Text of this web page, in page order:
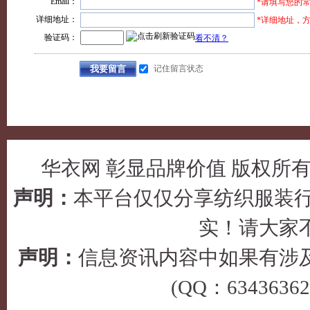
华衣网 彰显品牌价值 版权所
声明： 本平台仅仅分享纺织服装
实！请大家
声明： 信息资讯内容中如果有涉
(QQ：